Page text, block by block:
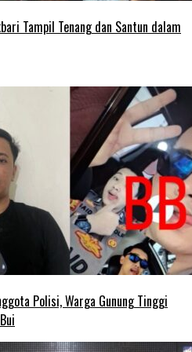
Tampil Tenang dan Santun dalam
Polisi, Warga Gunung Tinggi